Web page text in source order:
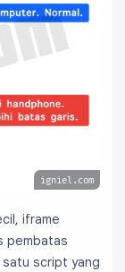
igniel.com
iframe
pembatas
script yang